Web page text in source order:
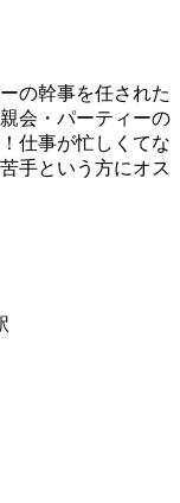
の幹事を任された
会・パーティーの
仕事が忙しくてな
手という方にオス